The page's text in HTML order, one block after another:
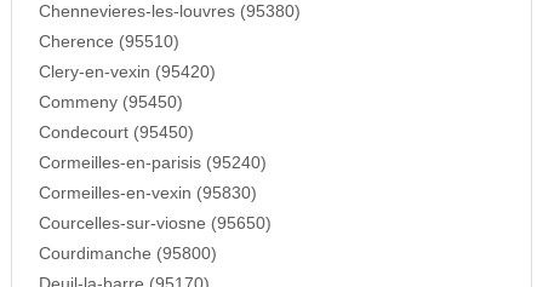
Chennevieres-les-louvres (95380)
Cherence (95510)
Clery-en-vexin (95420)
Commeny (95450)
Condecourt (95450)
Cormeilles-en-parisis (95240)
Cormeilles-en-vexin (95830)
Courcelles-sur-viosne (95650)
Courdimanche (95800)